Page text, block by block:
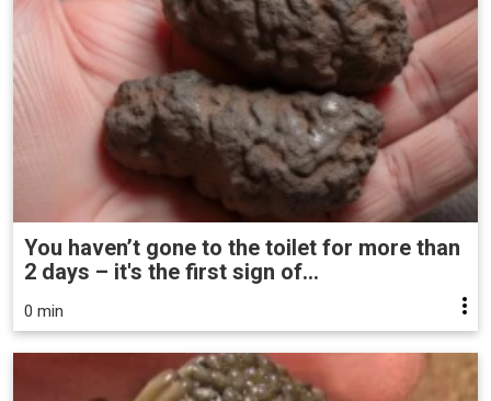
You haven’t gone to the toilet for more than
2 days – it's the first sign of...
0 min